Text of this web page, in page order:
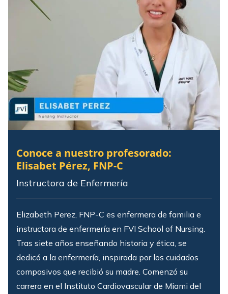
Conoce a nuestro profesorado:
Elisabet Pérez, FNP-C
Instructora de Enfermería
Elizabeth Perez, FNP-C es enfermera de familia e
instructora de enfermería en FVI School of Nursing.
Tras siete años enseñando historia y ética, se
dedicó a la enfermería, inspirada por los cuidados
compasivos que recibió su madre. Comenzó su
carrera en el Instituto Cardiovascular de Miami del